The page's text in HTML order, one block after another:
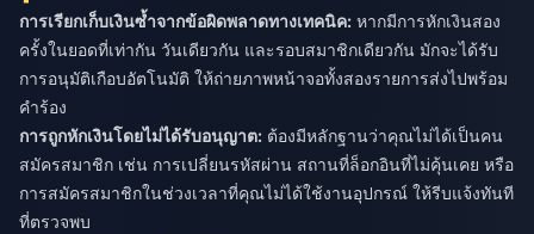
การเรียกเก็บเงินซ้ำจากข้อผิดพลาดทางเทคนิค: หากมีการหักเงินสอง
ครั้งในยอดที่เท่ากัน วันเดียวกัน และรอบสมาชิกเดียวกัน มักจะได้รับ
การอนุมัติเกือบอัตโนมัติ ให้ถ่ายภาพหน้าจอทั้งสองรายการส่งไปพร้อม
คำร้อง
การถูกหักเงินโดยไม่ได้รับอนุญาต: ต้องมีหลักฐานว่าคุณไม่ได้เป็นคน
สมัครสมาชิก เช่น การเปลี่ยนรหัสผ่าน สถานที่ล็อกอินที่ไม่คุ้นเคย หรือ
การสมัครสมาชิกในช่วงเวลาที่คุณไม่ได้ใช้งานอุปกรณ์ ให้รีบแจ้งทันที
ที่ตรวจพบ